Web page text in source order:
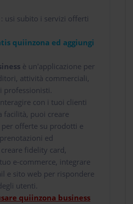
: usi subito i servizi offerti
quiinzona ed aggiungi
è un'applicazione per
attività commerciali,
professionisti.
con i tuoi clienti
facilità, puoi creare
offerte su prodotti e
ed
fidelity card,
e-commerce, integrare
e sito web per rispondere
utenti.
quiinzona business